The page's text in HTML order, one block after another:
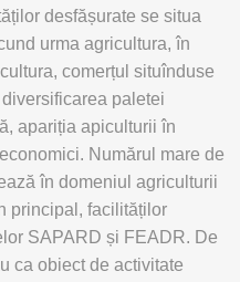
desfășurate se situa
urma agricultura, în
comerțul situînduse
paletei
apariția apiculturii în
Numărul mare de
în domeniul agriculturii
principal, facilităților
SAPARD și FEADR. De
ca obiect de activitate